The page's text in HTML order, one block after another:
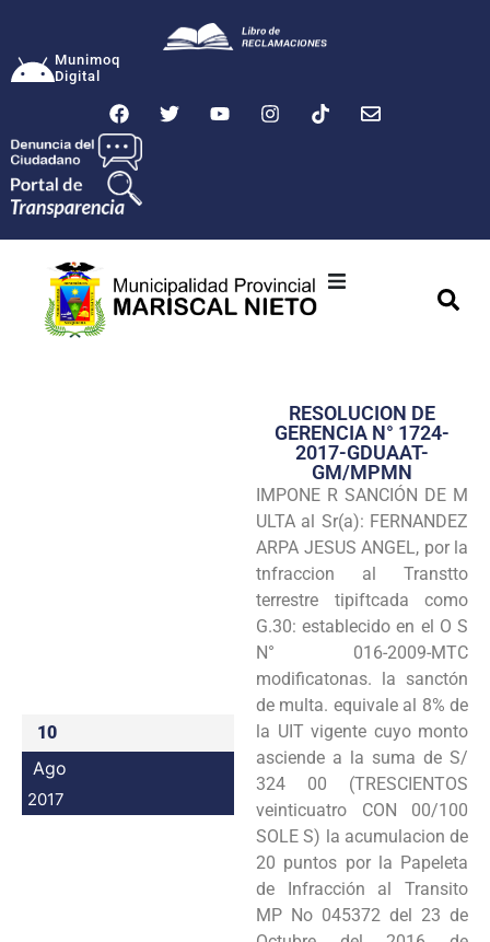
Munimoq
Digital
Transparencia
Seguridad
Programas
Intranet
10
Ago
2017
RESOLUCION DE
GERENCIA N° 1724-
2017-GDUAAT-
GM/MPMN
IMPONE R SANCIÓN DE M
ULTA al Sr(a): FERNANDEZ
ARPA JESUS ANGEL, por la
tnfraccion al Transtto
terrestre tipiftcada como
G.30: establecido en el O S
N° 016-2009-MTC
modificatonas. la sanctón
de multa. equivale al 8% de
la UIT vigente cuyo monto
asciende a la suma de S/
324 00 (TRESCIENTOS
veinticuatro CON 00/100
SOLE S) la acumulacion de
20 puntos por la Papeleta
de Infracción al Transito
MP No 045372 del 23 de